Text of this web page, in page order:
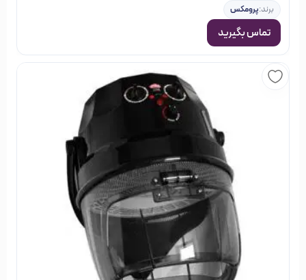
برند:پرومکس
تماس بگیرید